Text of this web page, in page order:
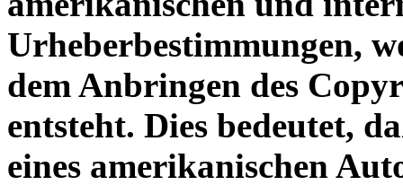
Urheberbestimmungen,
dem Anbringen des
entsteht. Dies bedeutet,
eines amerikanischen